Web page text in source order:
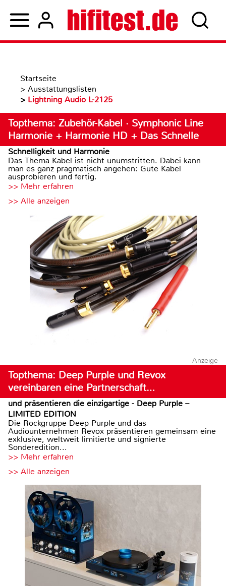
Startseite
> Ausstattungslisten
> Lightning Audio L-2125
Topthema: Zubehör-Kabel · Symphonic Line
Harmonie + Harmonie HD + Das Schnelle
Schnelligkeit und Harmonie
Das Thema Kabel ist nicht unumstritten. Dabei kann
man es ganz pragmatisch angehen: Gute Kabel
ausprobieren und fertig.
>> Mehr erfahren
>> Alle anzeigen
Anzeige
Topthema: Deep Purple und Revox
vereinbaren eine Partnerschaft…
und präsentieren die einzigartige - Deep Purple –
LIMITED EDITION
Die Rockgruppe Deep Purple und das
Audiounternehmen Revox präsentieren gemeinsam eine
exklusive, weltweit limitierte und signierte
Sonderedition...
>> Mehr erfahren
>> Alle anzeigen